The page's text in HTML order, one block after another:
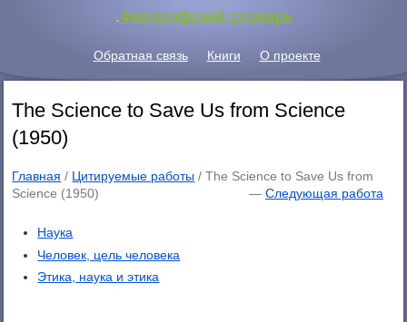
.Философский словарь
Обратная связь Книги О проекте
The Science to Save Us from Science
(1950)
Главная / Цитируемые работы / The Science to Save Us from
Science (1950)
— Следующая работа
Наука
Человек, цель человека
Этика, наука и этика